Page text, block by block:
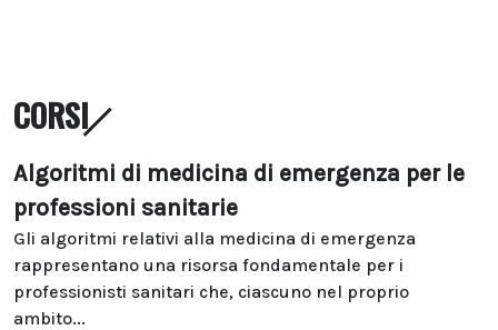
CORSI
Algoritmi di medicina di emergenza per le
professioni sanitarie
Gli algoritmi relativi alla medicina di emergenza
rappresentano una risorsa fondamentale per i
professionisti sanitari che, ciascuno nel proprio
ambito...